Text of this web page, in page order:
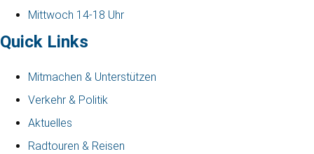
Mittwoch 14-18 Uhr
Quick Links
Mitmachen & Unterstützen
Verkehr & Politik
Aktuelles
Radtouren & Reisen